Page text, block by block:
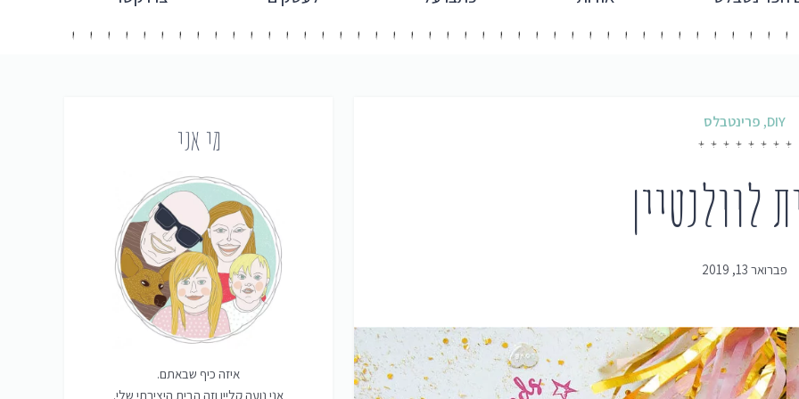
DIY
, פרינטבלס
לוולנטיין
פברואר 13, 2019
מי אני
איזה כיף שבאתם.
אני נועה קליין וזה הבית היצירתי שלי.